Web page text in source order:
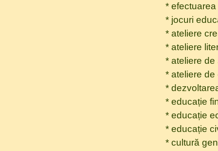
*
* jocuri
* ateliere
* ateliere
* ateliere de
* ateliere
*
* educație
* educație
* educație
* cultură